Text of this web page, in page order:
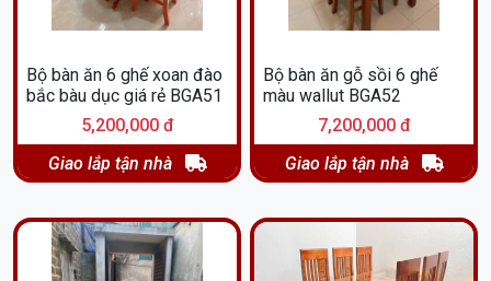
Bộ bàn ăn 6 ghế xoan đào
bắc bàu dục giá rẻ BGA51
5,200,000 đ
Giao lắp tận nhà
Bộ bàn ăn gỗ sồi 6 ghế
màu wallut BGA52
7,200,000 đ
Giao lắp tận nhà